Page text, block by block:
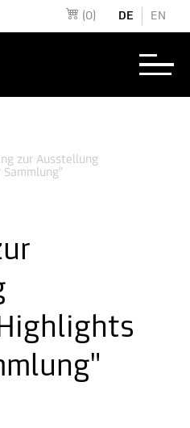
(0) DE EN
zur Ausstellung